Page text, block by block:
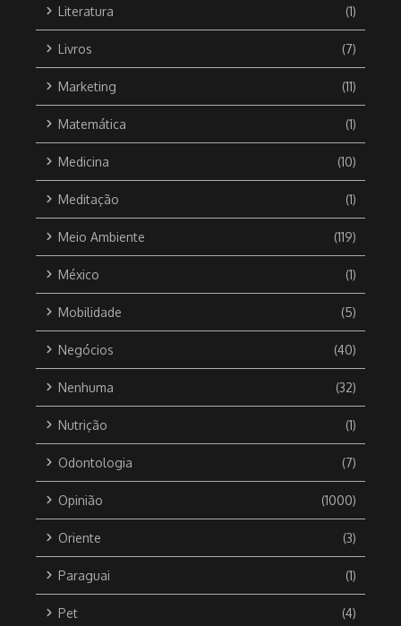
Literatura (1)
Livros (7)
Marketing (11)
Matemática (1)
Medicina (10)
Meditação (1)
Meio Ambiente (119)
México (1)
Mobilidade (5)
Negócios (40)
Nenhuma (32)
Nutrição (1)
Odontologia (7)
Opinião (1000)
Oriente (3)
Paraguai (1)
Pet (4)